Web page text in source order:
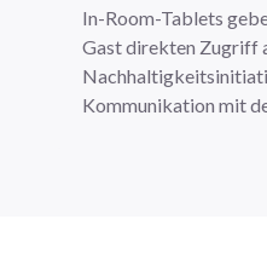
In-Room-Tablets
Gast direkten Zugriff
Kommunikation mit